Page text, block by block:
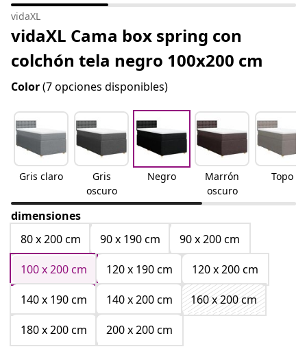
vidaXL
vidaXL Cama box spring con
colchón tela negro 100x200 cm
Color(7 opciones disponibles)
Gris claro
Gris
oscuro
Negro
Marrón
oscuro
Topo
dimensiones
80 x 200 cm
90 x 190 cm
90 x 200 cm
100 x 200 cm
120 x 190 cm
120 x 200 cm
140 x 190 cm
140 x 200 cm
160 x 200 cm
180 x 200 cm
200 x 200 cm